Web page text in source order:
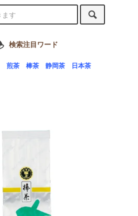
検索注目ワード
煎茶 棒茶 静岡茶 日本茶